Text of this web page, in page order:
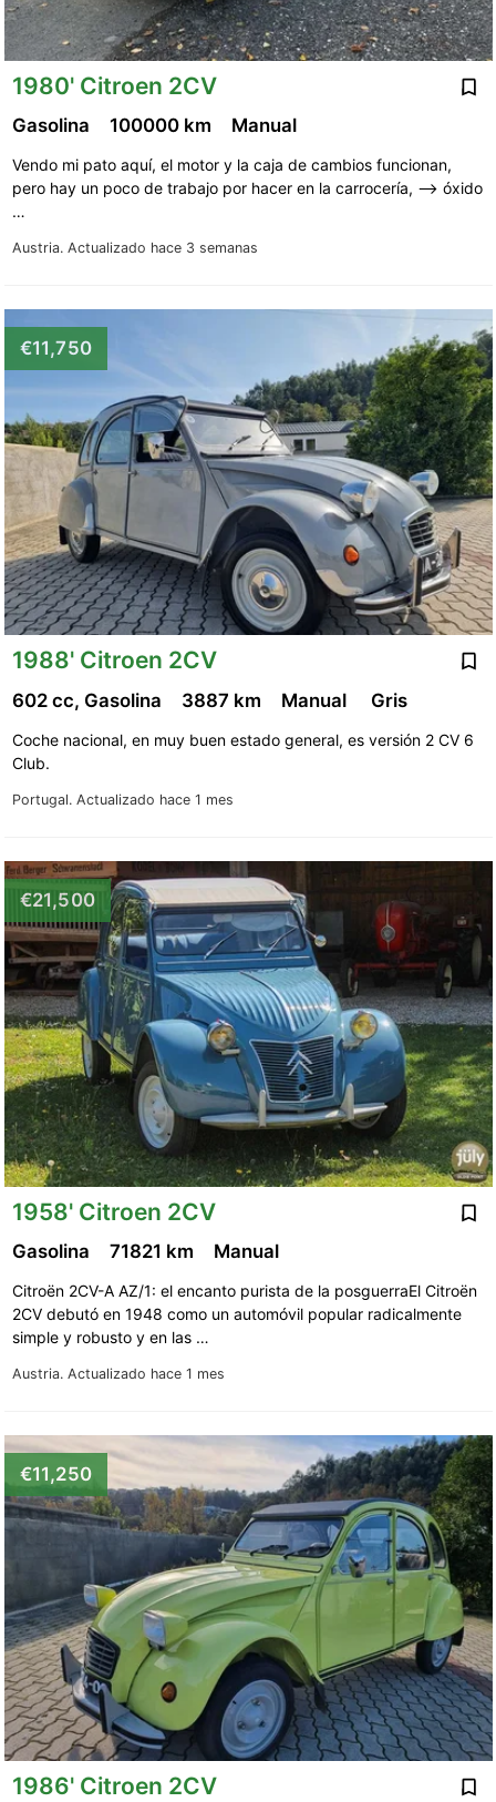
1980' Citroen 2CV
Austria. Actualizado hace 3 semanas
Gasolina 100000 km Manual
Vendo mi pato aquí, el motor y la caja de cambios funcionan,
pero hay un poco de trabajo por hacer en la carrocería, --> óxido
…
€11,750
1988' Citroen 2CV
Portugal. Actualizado hace 1 mes
602 cc, Gasolina 3887 km Manual Gris
Coche nacional, en muy buen estado general, es versión 2 CV 6
Club.
€21,500
1958' Citroen 2CV
Austria. Actualizado hace 1 mes
Gasolina 71821 km Manual
Citroën 2CV-A AZ/1: el encanto purista de la posguerraEl Citroën
2CV debutó en 1948 como un automóvil popular radicalmente
simple y robusto y en las …
€11,250
1986' Citroen 2CV